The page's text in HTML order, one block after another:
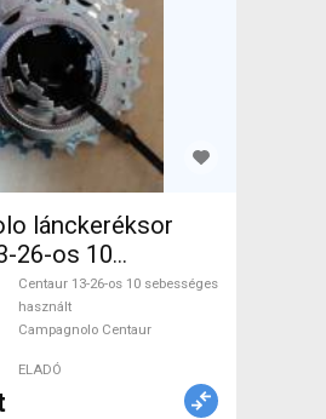
lánckeréksor
26-os 10
Országúti /
Alkatrész,
Centaur használt
Centaur 13-26-os 10 sebességes
használt
Campagnolo Centaur
ELADÓ